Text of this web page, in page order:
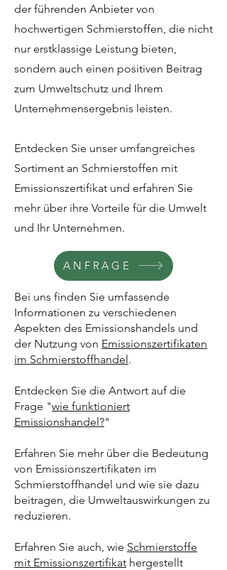
der führenden Anbieter von
hochwertigen Schmierstoffen, die nicht
nur erstklassige Leistung bieten,
sondern auch einen positiven Beitrag
zum Umweltschutz und Ihrem
Unternehmensergebnis leisten.
Entdecken Sie unser umfangreiches
Sortiment an Schmierstoffen mit
Emissionszertifikat und erfahren Sie
mehr über ihre Vorteile für die Umwelt
und Ihr Unternehmen.
ANFRAGE
Bei uns finden Sie umfassende
Informationen zu verschiedenen
Aspekten des Emissionshandels und
der Nutzung von Emissionszertifikaten
im Schmierstoffhandel.
Entdecken Sie die Antwort auf die
Frage "wie funktioniert
Emissionshandel?"
Erfahren Sie mehr über die Bedeutung
von Emissionszertifikaten im
Schmierstoffhandel und wie sie dazu
beitragen, die Umweltauswirkungen zu
reduzieren.
Erfahren Sie auch, wie Schmierstoffe
mit Emissionszertifikat hergestellt